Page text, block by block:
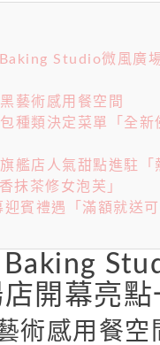
Studio微風廣
藝術感用餐空間
種類決定菜單「全新
艦店人氣甜點進駐「
抹茶修女泡芙」
賓禮遇「滿額就送可
開幕亮點
術感用餐空